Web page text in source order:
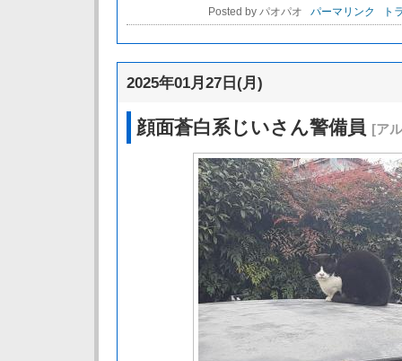
Posted by パオパオ パーマリンク ト
2025年01月27日(月)
顔面蒼白系じいさん警備員 [ア